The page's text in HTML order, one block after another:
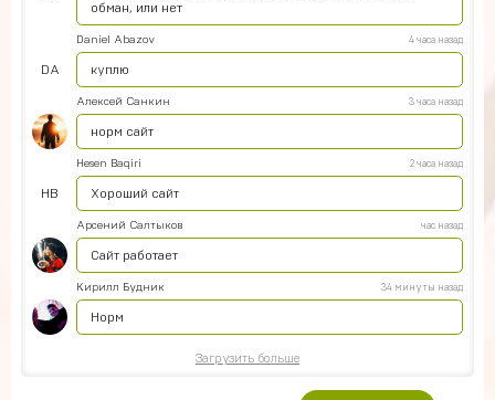
обман, или нет
DA
Daniel Abazov 4 часа назад
куплю
Алексей Санкин 3 часа назад
норм сайт
HB
Hesen Baqiri 2 часа назад
Хороший сайт
Арсений Салтыков час назад
Сайт работает
Кирилл Будник 34 минуты назад
Норм
Загрузить больше